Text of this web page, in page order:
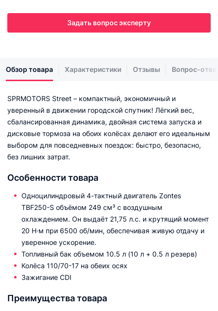
Задать вопрос эксперту
Обзор товара Характеристики Отзывы Вопрос-
SPRMOTORS Street – компактный, экономичный и
уверенный в движении городской спутник! Лёгкий вес,
сбалансированная динамика, двойная система запуска и
дисковые тормоза на обоих колёсах делают его идеальным
выбором для повседневных поездок: быстро, безопасно,
без лишних затрат.
Особенности товара
Одноцилиндровый 4-тактный двигатель Zontes
TBF250-S объёмом 249 см³ с воздушным
охлаждением. Он выдаёт 21,75 л.с. и крутящий момент
20 Н·м при 6500 об/мин, обеспечивая живую отдачу и
уверенное ускорение.
Топливный бак объемом 10.5 л (10 л + 0.5 л резерв)
Колёса 110/70-17 на обеих осях
Зажигание CDI
Преимущества товара